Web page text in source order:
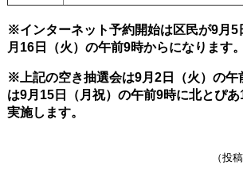
※インターネット予約開始は区民が9月5
月16日（火）の午前9時からになります。
※上記の空き抽選会は9月2日（火）の午
は9月15日（月祝）の午前9時に北とぴ
実施します。
（投